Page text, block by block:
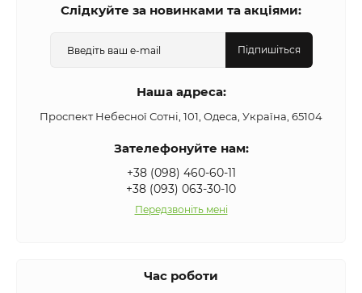
Слідкуйте за новинками та акціями:
Підпишіться
Наша адреса:
Проспект Небесної Сотні, 101, Одеса, Україна, 65104
Зателефонуйте нам:
+38 (098) 460-60-11
+38 (093) 063-30-10
Передзвоніть мені
Час роботи